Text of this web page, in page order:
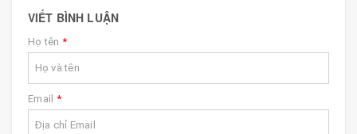
VIẾT BÌNH LUẬN
Họ tên *
Email *